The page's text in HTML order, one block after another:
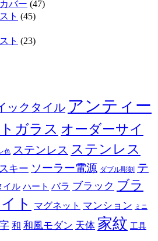
バー (47)
ト (45)
ト (23)
ックタイル アンティー
ガラス オーダーサイ
色 ステンレス ステンレス
キー ソーラー電源 ダブル彫刻 テ
イル ハート バラ ブラック ブラ
ト マグネット マンション ミニ
和 和風モダン 天体 家紋 工具